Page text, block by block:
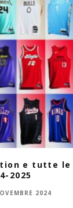
e tutte
2025
2024